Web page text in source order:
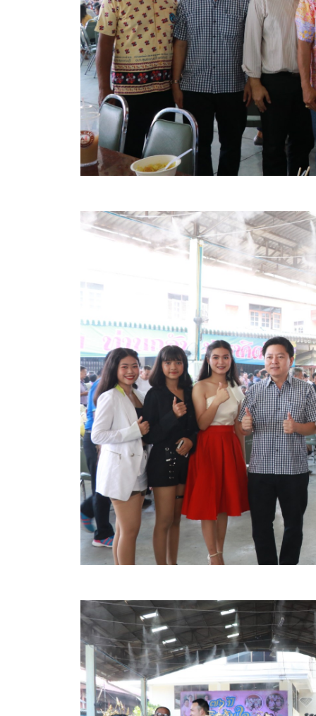
แบบฟอร์มบริหารงานบุคคล
รายงานตรวจสอบภายใน
รายงานเครื่องจักรกล อบจ.
ศูนย์อำนวยการการเลือกตั้ง สมาชิกสภาและนายก